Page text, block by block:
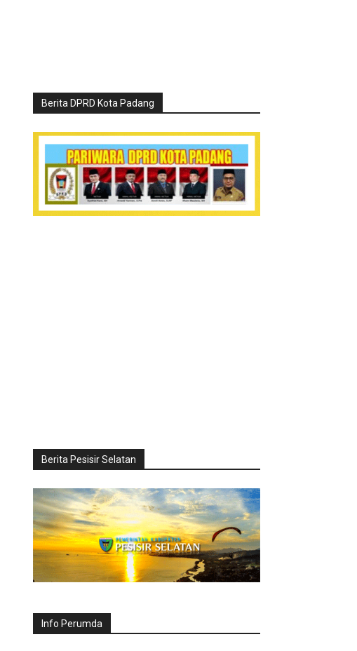
Berita DPRD Kota Padang
Berita Pesisir Selatan
Info Perumda